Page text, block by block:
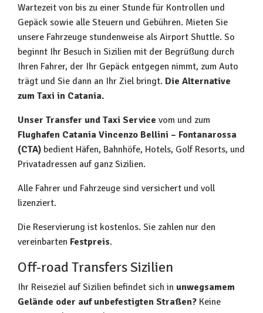
Wartezeit von bis zu einer Stunde für Kontrollen und
Gepäck sowie alle Steuern und Gebühren. Mieten Sie
unsere Fahrzeuge stundenweise als Airport Shuttle. So
beginnt Ihr Besuch in Sizilien mit der Begrüßung durch
Ihren Fahrer, der Ihr Gepäck entgegen nimmt, zum Auto
trägt und Sie dann an Ihr Ziel bringt. Die Alternative
zum Taxi in Catania.
Unser Transfer und Taxi Service vom und zum
Flughafen Catania Vincenzo Bellini – Fontanarossa
(CTA) bedient Häfen, Bahnhöfe, Hotels, Golf Resorts, und
Privatadressen auf ganz Sizilien.
Alle Fahrer und Fahrzeuge sind versichert und voll
lizenziert.
Die Reservierung ist kostenlos. Sie zahlen nur den
vereinbarten Festpreis.
Off-road Transfers Sizilien
Ihr Reiseziel auf Sizilien befindet sich in unwegsamem
Gelände oder auf unbefestigten Straßen? Keine